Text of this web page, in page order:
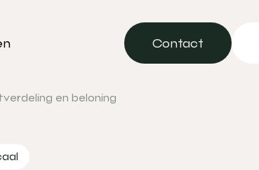
Contact
Contact
en beloning